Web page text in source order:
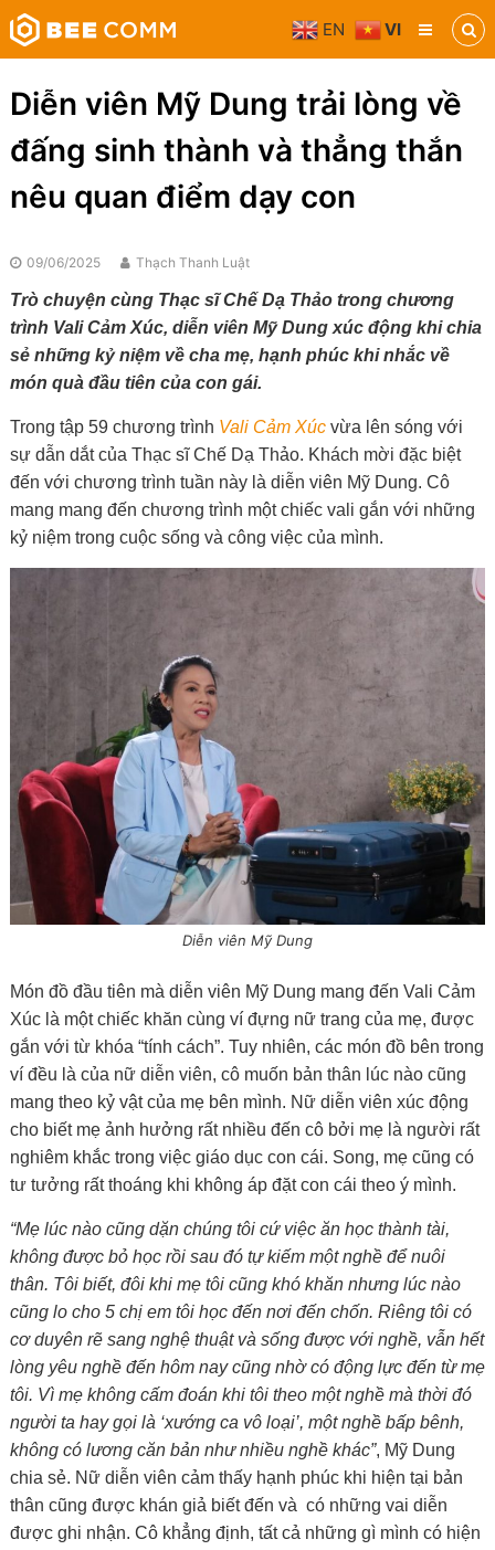
Skip
to
content
Bee
Comm
Truyền
thông
phương
tiện
Diễn viên Mỹ Dung trải lòng về
đấng sinh thành và thẳng thắn
nêu quan điểm dạy con
09/06/2025 Thạch Thanh Luật
Trò chuyện cùng Thạc sĩ Chế Dạ Thảo trong chương
trình Vali Cảm Xúc, diễn viên Mỹ Dung xúc động khi chia
sẻ những kỷ niệm về cha mẹ, hạnh phúc khi nhắc về
món quà đầu tiên của con gái.
Trong tập 59 chương trình Vali Cảm Xúcvừa lên sóng với
sự dẫn dắt của Thạc sĩ Chế Dạ Thảo. Khách mời đặc biệt
đến với chương trình tuần này là diễn viên Mỹ Dung. Cô
mang mang đến chương trình một chiếc vali gắn với những
kỷ niệm trong cuộc sống và công việc của mình.
Diễn viên Mỹ Dung
Món đồ đầu tiên mà diễn viên Mỹ Dung mang đến Vali Cảm
Xúc là một chiếc khăn cùng ví đựng nữ trang của mẹ, được
gắn với từ khóa “tính cách”. Tuy nhiên, các món đồ bên trong
ví đều là của nữ diễn viên, cô muốn bản thân lúc nào cũng
mang theo kỷ vật của mẹ bên mình. Nữ diễn viên xúc động
cho biết mẹ ảnh hưởng rất nhiều đến cô bởi mẹ là người rất
nghiêm khắc trong việc giáo dục con cái. Song, mẹ cũng có
tư tưởng rất thoáng khi không áp đặt con cái theo ý mình.
“Mẹ lúc nào cũng dặn chúng tôi cứ việc ăn học thành tài,
không được bỏ học rồi sau đó tự kiếm một nghề để nuôi
thân. Tôi biết, đôi khi mẹ tôi cũng khó khăn nhưng lúc nào
cũng lo cho 5 chị em tôi học đến nơi đến chốn. Riêng tôi có
cơ duyên rẽ sang nghệ thuật và sống được với nghề, vẫn hết
lòng yêu nghề đến hôm nay cũng nhờ có động lực đến từ mẹ
tôi. Vì mẹ không cấm đoán khi tôi theo một nghề mà thời đó
người ta hay gọi là ‘xướng ca vô loại’, một nghề bấp bênh,
không có lương căn bản như nhiều nghề khác”, Mỹ Dung
chia sẻ. Nữ diễn viên cảm thấy hạnh phúc khi hiện tại bản
thân cũng được khán giả biết đến và có những vai diễn
được ghi nhận. Cô khẳng định, tất cả những gì mình có hiện
EN VI